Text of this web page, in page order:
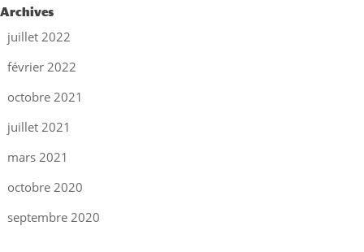
Archives
juillet 2022
février 2022
octobre 2021
juillet 2021
mars 2021
octobre 2020
septembre 2020